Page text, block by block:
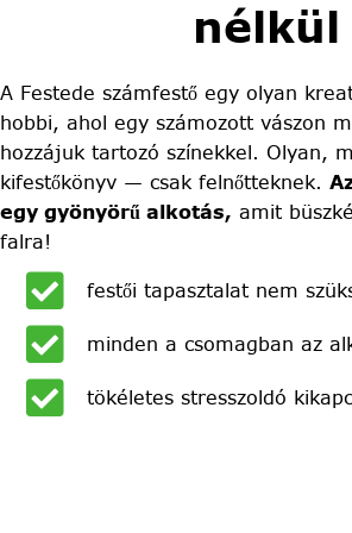
nélkül
A Festede számfestő egy olyan
hobbi, ahol egy számozott vászon
hozzájuk tartozó színekkel. Olyan,
kifestőkönyv — csak felnőtteknek.
egy gyönyörű alkotás, amit
falra!
festői tapasztalat nem
minden a csomagban az
tökéletes stresszoldó